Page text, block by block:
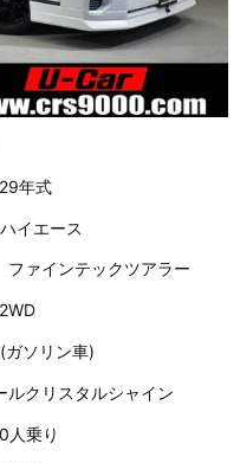
年式
イエース
ァインテックツアラー
ガソリン車)
ルクリスタルシャイン
人乗り